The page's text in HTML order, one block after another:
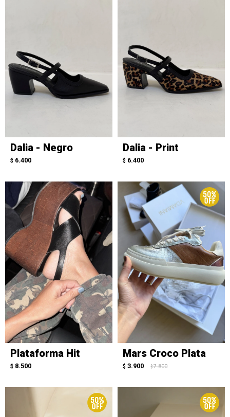
Dalia - Negro
$ 6.400
Dalia - Print
$ 6.400
Plataforma Hit
$ 8.500
Mars Croco Plata
$ 3.900 $ 7.800